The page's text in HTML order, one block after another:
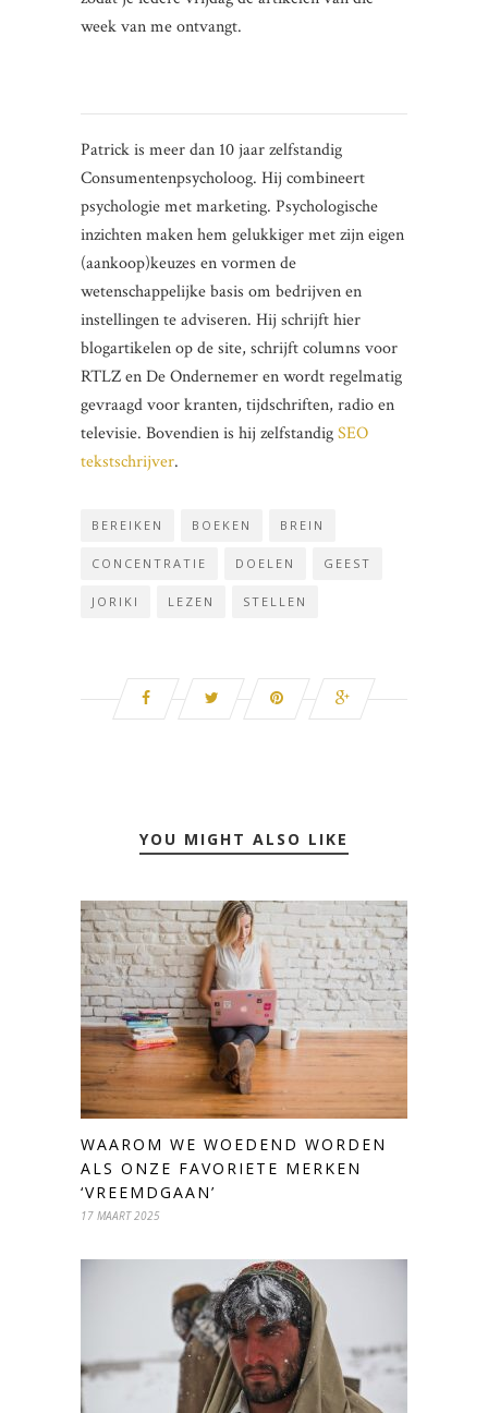
week van me ontvangt.
Patrick is meer dan 10 jaar zelfstandig
Consumentenpsycholoog. Hij combineert
psychologie met marketing. Psychologische
inzichten maken hem gelukkiger met zijn eigen
(aankoop)keuzes en vormen de
wetenschappelijke basis om bedrijven en
instellingen te adviseren. Hij schrijft hier
blogartikelen op de site, schrijft columns voor
RTLZ en De Ondernemer en wordt regelmatig
gevraagd voor kranten, tijdschriften, radio en
televisie. Bovendien is hij zelfstandigSEO
tekstschrijver.
BEREIKEN BOEKEN BREIN
CONCENTRATIE DOELEN GEEST
JORIKI LEZEN STELLEN
YOU MIGHT ALSO LIKE
WAAROM WE WOEDEND WORDEN
ALS ONZE FAVORIETE MERKEN
‘VREEMDGAAN’
17 MAART 2025